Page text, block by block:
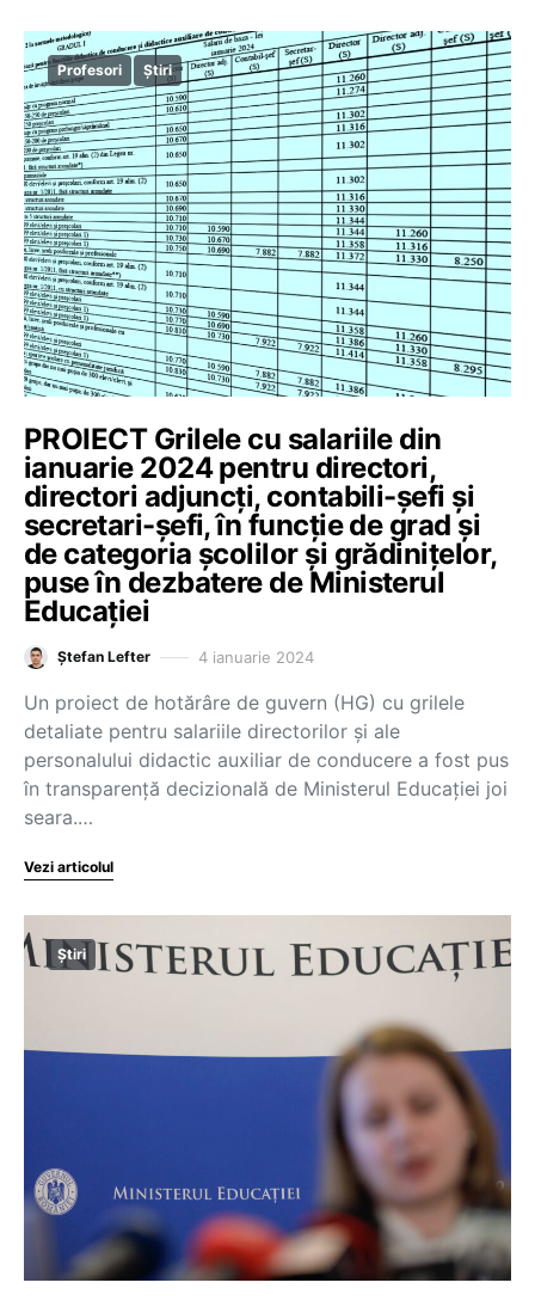
Profesori Știri
PROIECT Grilele cu salariile din
ianuarie 2024 pentru directori,
directori adjuncți, contabili-șefi și
secretari-șefi, în funcție de grad și
de categoria școlilor și grădinițelor,
puse în dezbatere de Ministerul
Educației
Ștefan Lefter 4 ianuarie 2024
Un proiect de hotărâre de guvern (HG) cu grilele
detaliate pentru salariile directorilor și ale
personalului didactic auxiliar de conducere a fost pus
în transparență decizională de Ministerul Educației joi
seara.…
Vezi articolul
Știri